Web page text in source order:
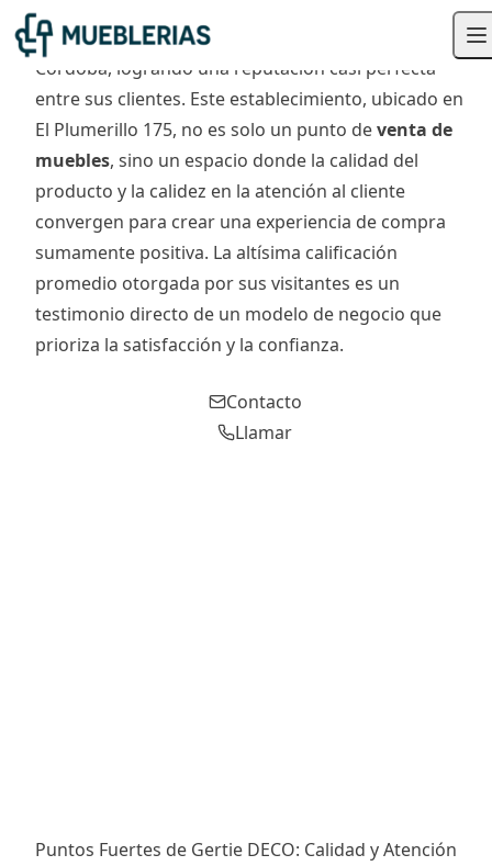
Gertie DECO se ha consolidado como una de las
muebleríasde referencia en Villa General Belgrano,
Córdoba, logrando una reputación casi perfecta
entre sus clientes. Este establecimiento, ubicado en
El Plumerillo 175, no es solo un punto deventa de
muebles, sino un espacio donde la calidad del
producto y la calidez en la atención al cliente
convergen para crear una experiencia de compra
sumamente positiva. La altísima calificación
promedio otorgada por sus visitantes es un
testimonio directo de un modelo de negocio que
prioriza la satisfacción y la confianza.
Contacto
Llamar
Puntos Fuertes de Gertie DECO: Calidad y Atención